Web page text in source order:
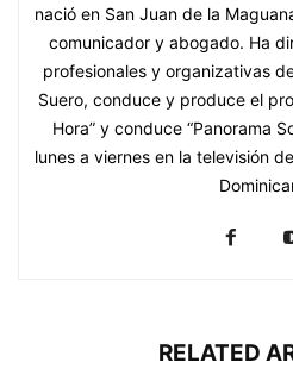
nació en San Juan de la
comunicador y abogado. Ha
profesionales y organizativas
Suero, conduce y produce el
Hora” y conduce “Panorama
lunes a viernes en la televisión
RELATED